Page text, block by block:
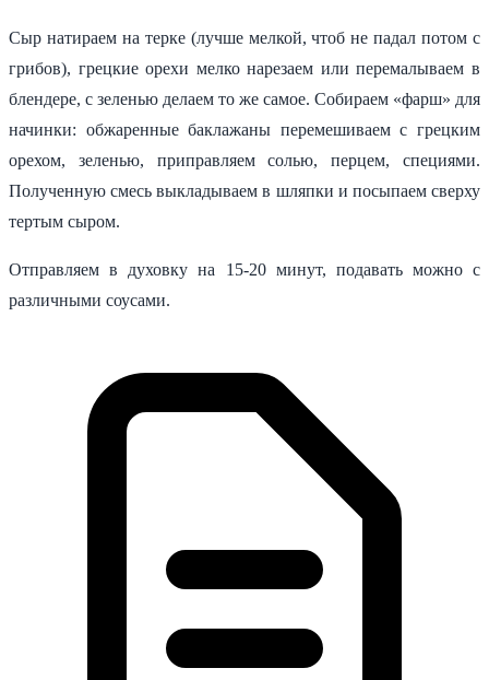
Сыр натираем на терке (лучше мелкой, чтоб не падал потом с
грибов), грецкие орехи мелко нарезаем или перемалываем в
блендере, с зеленью делаем то же самое. Собираем «фарш» для
начинки: обжаренные баклажаны перемешиваем с грецким
орехом, зеленью, приправляем солью, перцем, специями.
Полученную смесь выкладываем в шляпки и посыпаем сверху
тертым сыром.
Отправляем в духовку на 15-20 минут, подавать можно с
различными соусами.